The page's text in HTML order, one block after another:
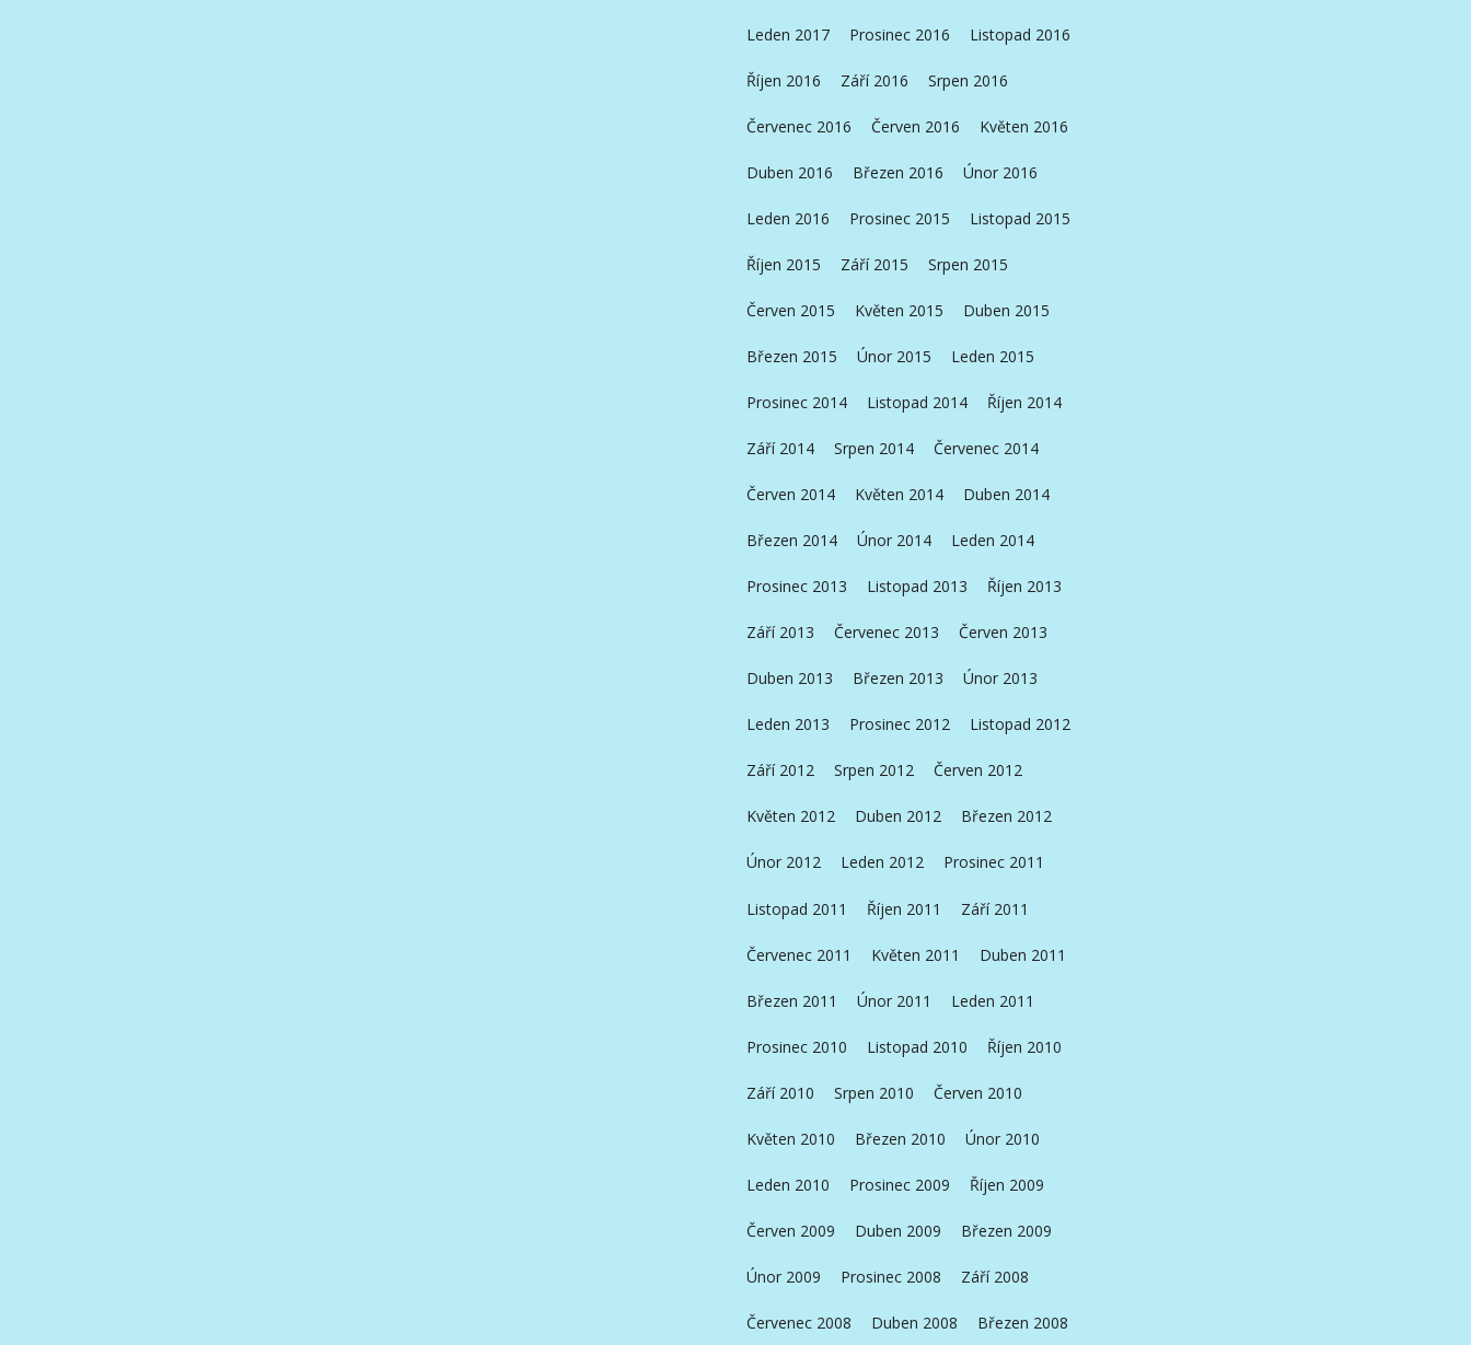
Leden 2017 Prosinec 2016 Listopad 2016
Říjen 2016 Září 2016 Srpen 2016
Červenec 2016 Červen 2016 Květen 2016
Duben 2016 Březen 2016 Únor 2016
Leden 2016 Prosinec 2015 Listopad 2015
Říjen 2015 Září 2015 Srpen 2015
Červen 2015 Květen 2015 Duben 2015
Březen 2015 Únor 2015 Leden 2015
Prosinec 2014 Listopad 2014 Říjen 2014
Září 2014 Srpen 2014 Červenec 2014
Červen 2014 Květen 2014 Duben 2014
Březen 2014 Únor 2014 Leden 2014
Prosinec 2013 Listopad 2013 Říjen 2013
Září 2013 Červenec 2013 Červen 2013
Duben 2013 Březen 2013 Únor 2013
Leden 2013 Prosinec 2012 Listopad 2012
Září 2012 Srpen 2012 Červen 2012
Květen 2012 Duben 2012 Březen 2012
Únor 2012 Leden 2012 Prosinec 2011
Listopad 2011 Říjen 2011 Září 2011
Červenec 2011 Květen 2011 Duben 2011
Březen 2011 Únor 2011 Leden 2011
Prosinec 2010 Listopad 2010 Říjen 2010
Září 2010 Srpen 2010 Červen 2010
Květen 2010 Březen 2010 Únor 2010
Leden 2010 Prosinec 2009 Říjen 2009
Červen 2009 Duben 2009 Březen 2009
Únor 2009 Prosinec 2008 Září 2008
Červenec 2008 Duben 2008 Březen 2008